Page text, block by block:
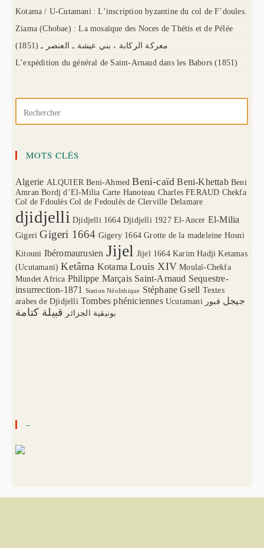
Kotama / U-Cutamani : L’inscription byzantine du col de F’doules.
Ziama (Chobae) : La mosaïque des Noces de Thétis et de Pélée
(1851) معركة الركابة ، بني عيشة ـ العنصر ـ
L’expédition du général de Saint-Arnaud dans les Babors (1851)
MOTS CLÉS
Algerie ALQUIER Beni-Ahmed Beni-caïd Beni-Khettab Beni
Amran Bordj d’El-Milia Carte Hanoteau Charles FERAUD Chekfa
Col de Fdoulès Col de Fedoulès de Clerville Delamare
djidjelli Djidjelli 1664 Djidjelli 1927 El-Ancer El-Milia
Gigeri Gigeri 1664 Gigery 1664 Grotte de la madeleine Hosni
Kitouni Ibéromaurusien Jijel Jijel 1664 Karim Hadji Ketamas
(Ucutamani) Ketâma Kotama Louis XIV Moulaï-Chekfa
Mundet Africa Philippe Marçais Saint-Arnaud Sequestre-
insurrection-1871
Station Néolithique Stéphane Gsell Textes
arabes de Djidjelli Tombes phéniciennes Ucutamani جيجل قبور
بونيقية الجزائر قبيلة كتامة
–